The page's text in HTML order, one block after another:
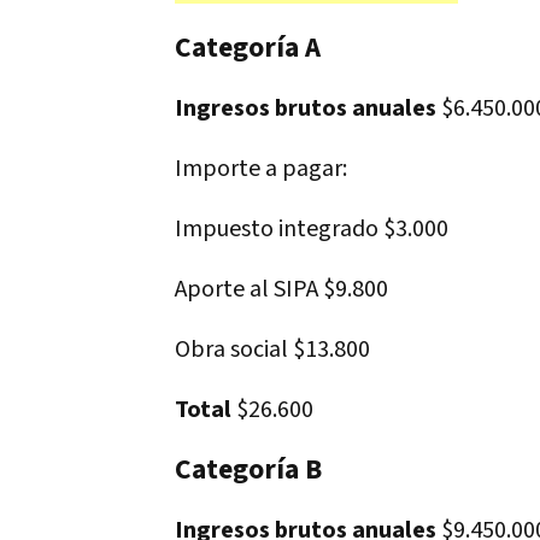
Categoría A
Ingresos brutos anuales
Importe a pagar:
Impuesto integrado $3.000
Aporte al SIPA $9.800
Obra social $13.800
Total$26.600
Categoría B
Ingresos brutos anuales